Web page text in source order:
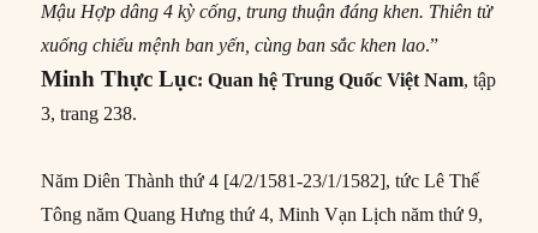
Mậu Hợp dâng 4 kỳ cống, trung thuận đáng khen. Thiên tử
xuống chiếu mệnh ban yến, cùng ban sắc khen lao.”
Minh Thực Lục: Quan hệ Trung Quốc Việt Nam,tập
3, trang 238.
Năm Diên Thành thứ 4 [4/2/1581-23/1/1582], tức Lê Thế
Tông năm Quang Hưng thứ 4, Minh Vạn Lịch năm thứ 9,